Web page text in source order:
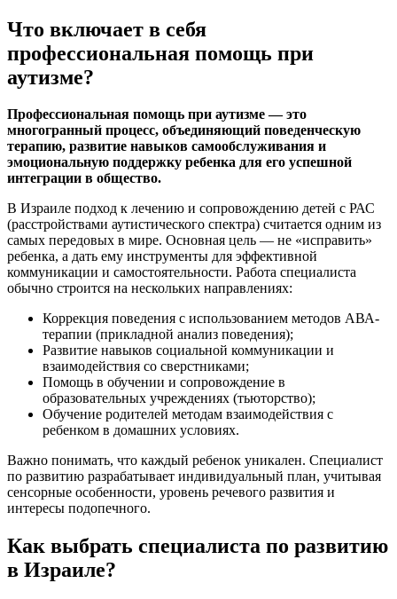
Что включает в себя
профессиональная помощь при
аутизме?
Профессиональная помощь при аутизме — это
многогранный процесс, объединяющий поведенческую
терапию, развитие навыков самообслуживания и
эмоциональную поддержку ребенка для его успешной
интеграции в общество.
В Израиле подход к лечению и сопровождению детей с РАС
(расстройствами аутистического спектра) считается одним из
самых передовых в мире. Основная цель — не «исправить»
ребенка, а дать ему инструменты для эффективной
коммуникации и самостоятельности. Работа специалиста
обычно строится на нескольких направлениях:
Коррекция поведения с использованием методов АВА-
терапии (прикладной анализ поведения);
Развитие навыков социальной коммуникации и
взаимодействия со сверстниками;
Помощь в обучении и сопровождение в
образовательных учреждениях (тьюторство);
Обучение родителей методам взаимодействия с
ребенком в домашних условиях.
Важно понимать, что каждый ребенок уникален. Специалист
по развитию разрабатывает индивидуальный план, учитывая
сенсорные особенности, уровень речевого развития и
интересы подопечного.
Как выбрать специалиста по развитию
в Израиле?